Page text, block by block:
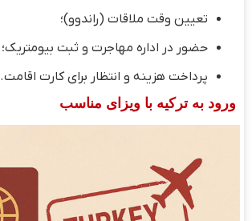
تعیین وقت ملاقات (راندوو)؛
حضور در اداره مهاجرت و ثبت بیومتریک؛
پرداخت هزینه و انتظار برای کارت اقامت.
ورود به ترکیه با ویزای مناسب